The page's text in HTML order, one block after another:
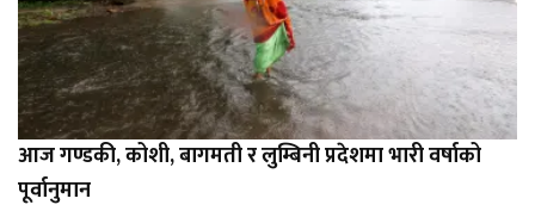
आज गण्डकी, कोशी, बागमती र लुम्बिनी प्रदेशमा भारी वर्षाको
पूर्वानुमान